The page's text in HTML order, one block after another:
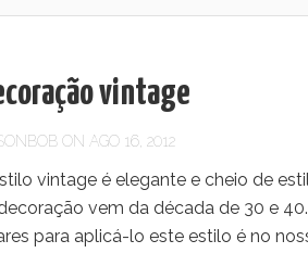
vintage
ON AGO 16, 2012
vintage é elegante e cheio de
vem da década de 30 e
para aplicá-lo este estilo é no